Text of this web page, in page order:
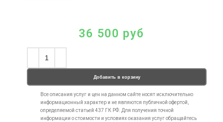
36 500 руб
Добавить в корзину
Все описания услуг и цен на данном сайте носят исключительно
информационный характер и не являются публичной офертой,
определяемой статьей 437 ГК РФ. Для получения точной
информации о стоимости и условиях оказания услуг обращайтесь